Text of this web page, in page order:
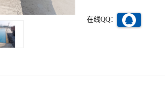
在线QQ：